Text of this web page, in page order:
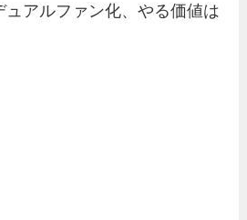
ュアルファン化、やる価値は